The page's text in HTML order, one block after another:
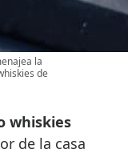
la
de
whiskies
de la casa